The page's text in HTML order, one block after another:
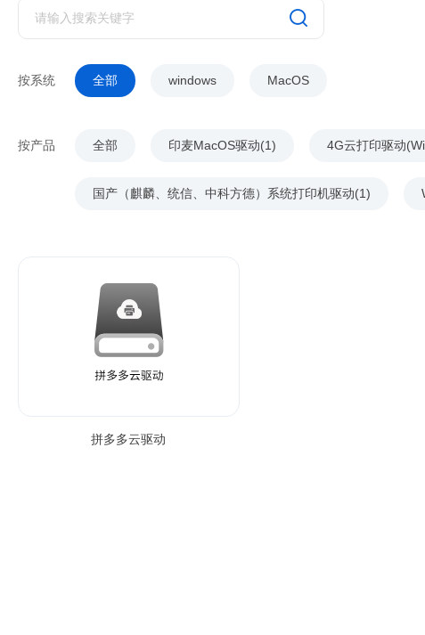
按系统 全部 windows MacOS
按产品 全部 印麦MacOS驱动(1) 4G云打印驱动
国产（麒麟、统信、中科方德）系统打印机驱动(1)
拼多多云驱动